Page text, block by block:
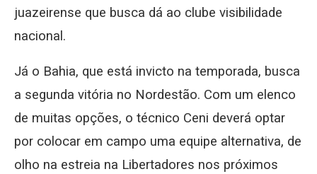
juazeirense que busca dá ao clube visibilidade
nacional.
Já o Bahia, que está invicto na temporada, busca
a segunda vitória no Nordestão. Com um elenco
de muitas opções, o técnico Ceni deverá optar
por colocar em campo uma equipe alternativa, de
olho na estreia na Libertadores nos próximos